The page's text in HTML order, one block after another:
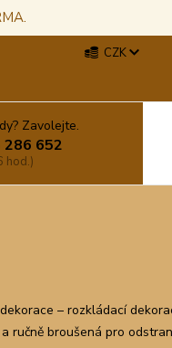
CZK
Zavolejte.
286 652
hod.)
– rozkládací
ručně broušená pro